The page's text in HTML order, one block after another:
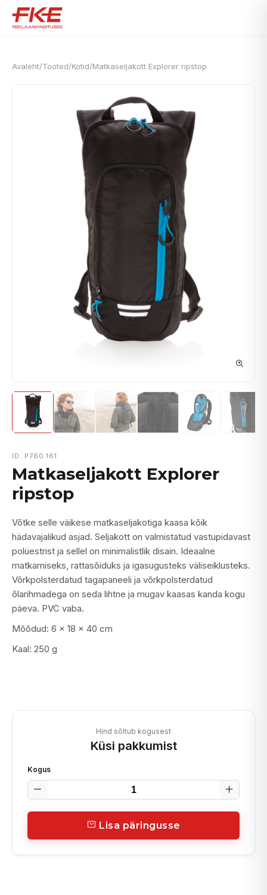
Avaleht/Tooted/Kotid/Matkaseljakott Explorer ripstop
ID: P760.161
Matkaseljakott Explorer
ripstop
Võtke selle väikese matkaseljakotiga kaasa kõik
hädavajalikud asjad. Seljakott on valmistatud vastupidavast
polüestrist ja sellel on minimalistlik disain. Ideaalne
matkamiseks, rattasõiduks ja igasugusteks väliseiklusteks.
Võrkpolsterdatud tagapaneeli ja võrkpolsterdatud
õlarihmadega on seda lihtne ja mugav kaasas kanda kogu
päeva. PVC vaba.
Mõõdud: 6 x 18 x 40 cm
Kaal: 250 g
Hind sõltub kogusest
Küsi pakkumist
Kogus
Lisa päringusse